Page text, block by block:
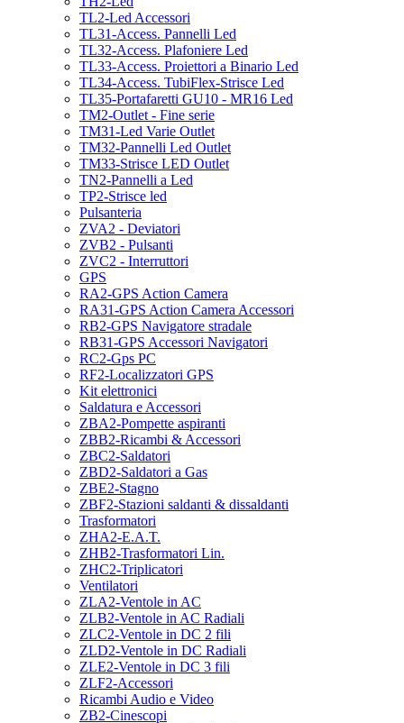
TL2-Led Accessori
TL31-Access. Pannelli Led
TL32-Access. Plafoniere Led
TL33-Access. Proiettori a Binario Led
TL34-Access. TubiFlex-Strisce Led
TL35-Portafaretti GU10 - MR16 Led
TM2-Outlet - Fine serie
TM31-Led Varie Outlet
TM32-Pannelli Led Outlet
TM33-Strisce LED Outlet
TN2-Pannelli a Led
TP2-Strisce led
Pulsanteria
ZVA2 - Deviatori
ZVB2 - Pulsanti
ZVC2 - Interruttori
GPS
RA2-GPS Action Camera
RA31-GPS Action Camera Accessori
RB2-GPS Navigatore stradale
RB31-GPS Accessori Navigatori
RC2-Gps PC
RF2-Localizzatori GPS
Kit elettronici
Saldatura e Accessori
ZBA2-Pompette aspiranti
ZBB2-Ricambi & Accessori
ZBC2-Saldatori
ZBD2-Saldatori a Gas
ZBE2-Stagno
ZBF2-Stazioni saldanti & dissaldanti
Trasformatori
ZHA2-E.A.T.
ZHB2-Trasformatori Lin.
ZHC2-Triplicatori
Ventilatori
ZLA2-Ventole in AC
ZLB2-Ventole in AC Radiali
ZLC2-Ventole in DC 2 fili
ZLD2-Ventole in DC Radiali
ZLE2-Ventole in DC 3 fili
ZLF2-Accessori
Ricambi Audio e Video
ZB2-Cinescopi